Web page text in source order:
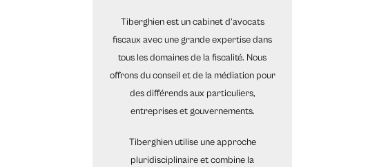
Tiberghien est un cabinet d’avocats
fiscaux avec une grande expertise dans
tous les domaines de la fiscalité. Nous
offrons du conseil et de la médiation pour
des différends aux particuliers,
entreprises et gouvernements.
Tiberghien utilise une approche
pluridisciplinaire et combine la